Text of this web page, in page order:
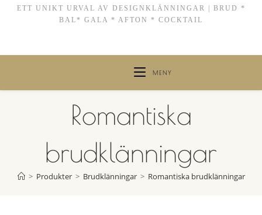
ETT UNIKT URVAL AV DESIGNKLÄNNINGAR | BRUD *
BAL* GALA * AFTON * COCKTAIL
MENY
Romantiska
brudklänningar
> Produkter > Brudklänningar > Romantiska brudklänningar